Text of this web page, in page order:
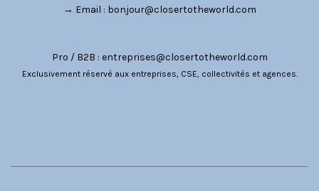
→ Email : bonjour@closertotheworld.com
Pro / B2B : entreprises@closertotheworld.com
Exclusivement réservé aux entreprises, CSE, collectivités et agences.